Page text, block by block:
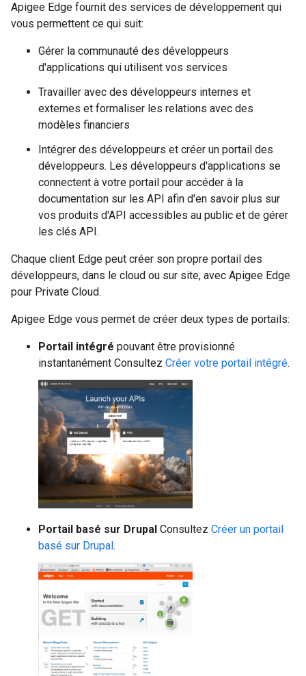
Apigee Edge fournit des services de développement qui
vous permettent ce qui suit:
Gérer la communauté des développeurs
d'applications qui utilisent vos services
Travailler avec des développeurs internes et
externes et formaliser les relations avec des
modèles financiers
Intégrer des développeurs et créer un portail des
développeurs. Les développeurs d'applications se
connectent à votre portail pour accéder à la
documentation sur les API afin d'en savoir plus sur
vos produits d'API accessibles au public et de gérer
les clés API.
Chaque client Edge peut créer son propre portail des
développeurs, dans le cloud ou sur site, avec Apigee Edge
pour Private Cloud.
Apigee Edge vous permet de créer deux types de portails:
Portail intégré pouvant être provisionné
instantanément Consultez Créer votre portail intégré.
Portail basé sur Drupal Consultez Créer un portail
basé sur Drupal.